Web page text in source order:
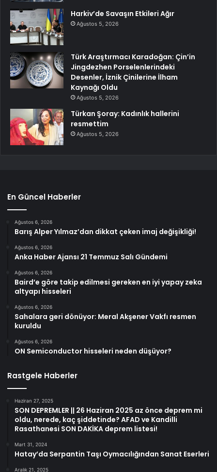
Harkiv’de Savaşın Etkileri Ağır
Ağustos 5, 2026
Türk Araştırmacı Karadoğan: Çin’in
Jingdezhen Porselenlerindeki
Desenler, İznik Çinilerine İlham
Kaynağı Oldu
Ağustos 5, 2026
Türkan Şoray: Kadınlık hallerini
resmettim
Ağustos 5, 2026
En Güncel Haberler
Ağustos 6, 2026
Barış Alper Yılmaz’dan dikkat çeken imaj değişikliği!
Ağustos 6, 2026
Anka Haber Ajansı 21 Temmuz Salı Gündemi
Ağustos 6, 2026
Baird’e göre takip edilmesi gereken en iyi yapay zeka
altyapı hisseleri
Ağustos 6, 2026
Sahalara geri dönüyor: Meral Akşener Vakfı resmen
kuruldu
Ağustos 6, 2026
ON Semiconductor hisseleri neden düşüyor?
Rastgele Haberler
Haziran 27, 2025
SON DEPREMLER || 26 Haziran 2025 az önce deprem mi
oldu, nerede, kaç şiddetinde? AFAD ve Kandilli
Rasathanesi SON DAKİKA deprem listesi!
Mart 31, 2024
Hatay’da Serpantin Taşı Oymacılığından Sanat Eserleri
Aralık 21, 2025